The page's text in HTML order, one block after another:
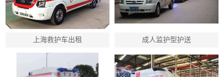
上海救护车出租 成人监护型护送